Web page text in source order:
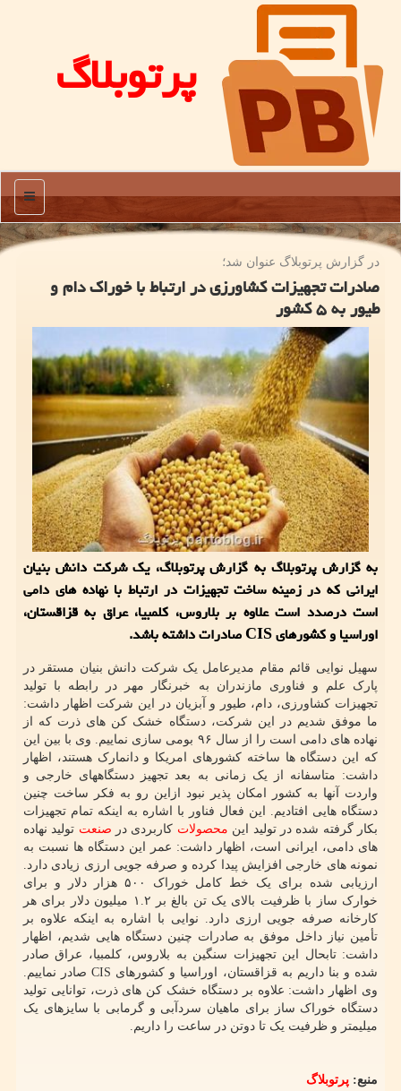
پرتوبلاگ
منو
در گزارش پرتوبلاگ عنوان شد؛
صادرات تجهیزات کشاورزی در ارتباط با خوراک دام و
طیور به ۵ کشور
به گزارش پرتوبلاگ به گزارش پرتوبلاگ، یک شرکت دانش بنیان
ایرانی که در زمینه ساخت تجهیزات در ارتباط با نهاده های دامی
است درصدد است علاوه بر بلاروس، کلمبیا، عراق به قزاقستان،
اوراسیا و کشورهای CIS صادرات داشته باشد.
سهیل نوایی قائم مقام مدیرعامل یک شرکت دانش بنیان مستقر در
پارک علم و فناوری مازندران به خبرنگار مهر در رابطه با تولید
تجهیزات کشاورزی، دام، طیور و آبزیان در این شرکت اظهار داشت:
ما موفق شدیم در این شرکت، دستگاه خشک کن های ذرت که از
نهاده های دامی است را از سال ۹۶ بومی سازی نماییم. وی با بین این
که این دستگاه ها ساخته کشورهای امریکا و دانمارک هستند، اظهار
داشت: متاسفانه از یک زمانی به بعد تجهیز دستگاههای خارجی و
واردت آنها به کشور امکان پذیر نبود ازاین رو به فکر ساخت چنین
دستگاه هایی افتادیم. این فعال فناور با اشاره به اینکه تمام تجهیزات
بکار گرفته شده در تولید این محصولات کاربردی در صنعت تولید نهاده
های دامی، ایرانی است، اظهار داشت: عمر این دستگاه ها نسبت به
نمونه های خارجی افزایش پیدا کرده و صرفه جویی ارزی زیادی دارد.
ارزیابی شده برای یک خط کامل خوراک ۵۰۰ هزار دلار و برای
خوارک ساز با ظرفیت بالای یک تن بالغ بر ۱.۲ میلیون دلار برای هر
کارخانه صرفه جویی ارزی دارد. نوایی با اشاره به اینکه علاوه بر
تأمین نیاز داخل موفق به صادرات چنین دستگاه هایی شدیم، اظهار
داشت: تابحال این تجهیزات سنگین به بلاروس، کلمبیا، عراق صادر
شده و بنا داریم به قزاقستان، اوراسیا و کشورهای CIS صادر نماییم.
وی اظهار داشت: علاوه بر دستگاه خشک کن های ذرت، توانایی تولید
دستگاه خوراک ساز برای ماهیان سردآبی و گرمابی با سایزهای یک
میلیمتر و ظرفیت یک تا دوتن در ساعت را داریم.
منبع: پرتوبلاگ